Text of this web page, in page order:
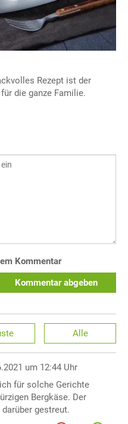
Rezept ist der
die ganze Familie.
Kommentar
Kommentar abgeben
Alle
um 12:44 Uhr
für solche Gerichte
Bergkäse. Der
gestreut.